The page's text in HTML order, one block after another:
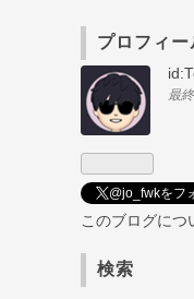
プロフィー
最
@jo_fwkをフ
このブログにつ
検索